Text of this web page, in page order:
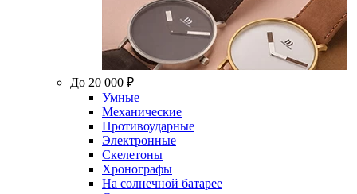
До 20 000 ₽
Умные
Механические
Противоударные
Электронные
Скелетоны
Хронографы
На солнечной батарее